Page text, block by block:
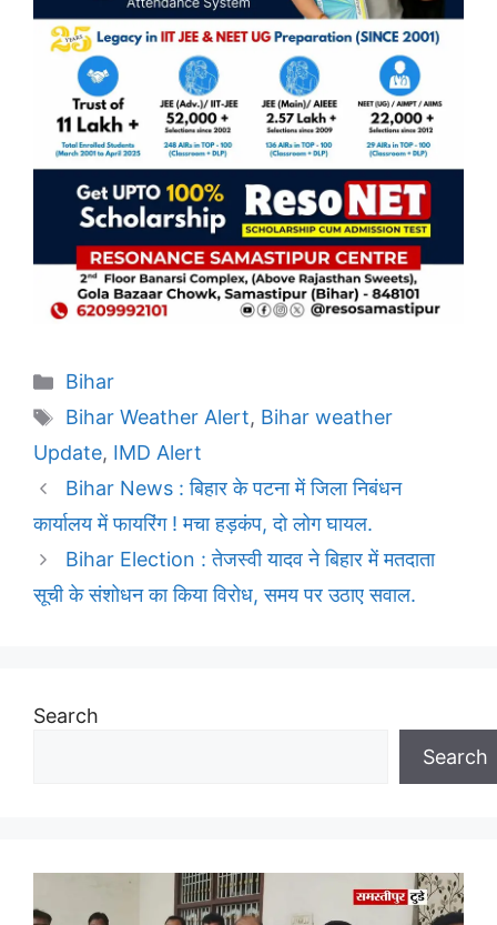
Categories
Bihar
Tags
Bihar Weather Alert, Bihar weather
Update, IMD Alert
Bihar News : बिहार के पटना में जिला निबंधन
कार्यालय में फायरिंग ! मचा हड़कंप, दो लोग घायल.
Bihar Election : तेजस्वी यादव ने बिहार में मतदाता
सूची के संशोधन का किया विरोध, समय पर उठाए सवाल.
Search
Search